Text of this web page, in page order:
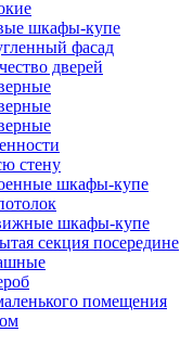
шкафы-купе
фасад
дверей
стену
шкафы-купе
шкафы-купе
секция посередине
помещения